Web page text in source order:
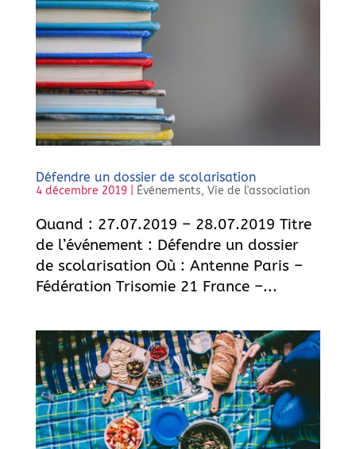
Défendre un dossier de scolarisation
4 décembre 2019| Événements, Vie de l'association
Quand : 27.07.2019 – 28.07.2019 Titre
de l’événement : Défendre un dossier
de scolarisation Où : Antenne Paris –
Fédération Trisomie 21 France –...